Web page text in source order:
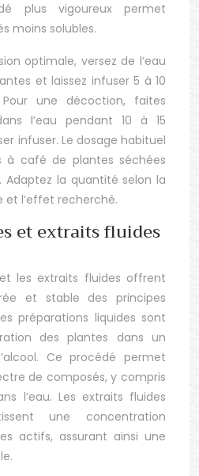
plus vigoureux permet
moins solubles.
optimale, versez de l’eau
et laissez infuser 5 à 10
une décoction, faites
l’eau pendant 10 à 15
infuser. Le dosage habituel
à café de plantes séchées
Adaptez la quantité selon la
et l’effet recherché.
et extraits fluides
les extraits fluides offrent
et stable des principes
préparations liquides sont
des plantes dans un
Ce procédé permet
de composés, y compris
l’eau. Les extraits fluides
une concentration
actifs, assurant ainsi une